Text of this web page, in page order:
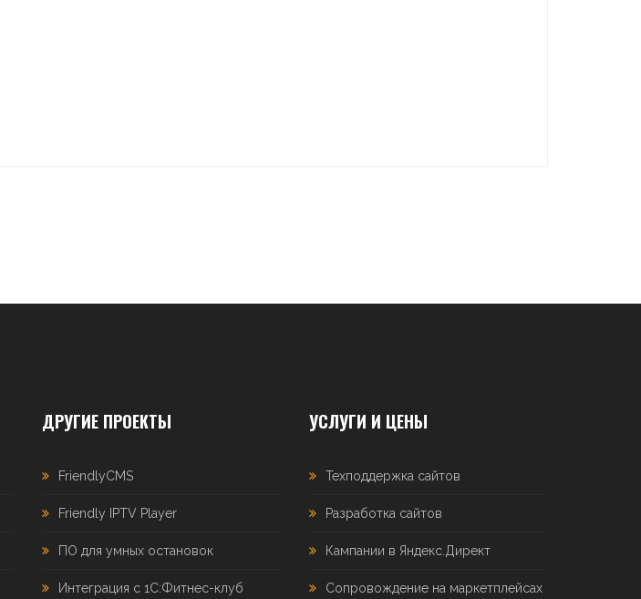
ДРУГИЕ ПРОЕКТЫ
FriendlyCMS
Friendly IPTV Player
ПО для умных остановок
Интеграция с 1С:Фитнес-клуб
УСЛУГИ И ЦЕНЫ
Техподдержка сайтов
Разработка сайтов
Кампании в Яндекс.Директ
Сопровождение на маркетплейсах